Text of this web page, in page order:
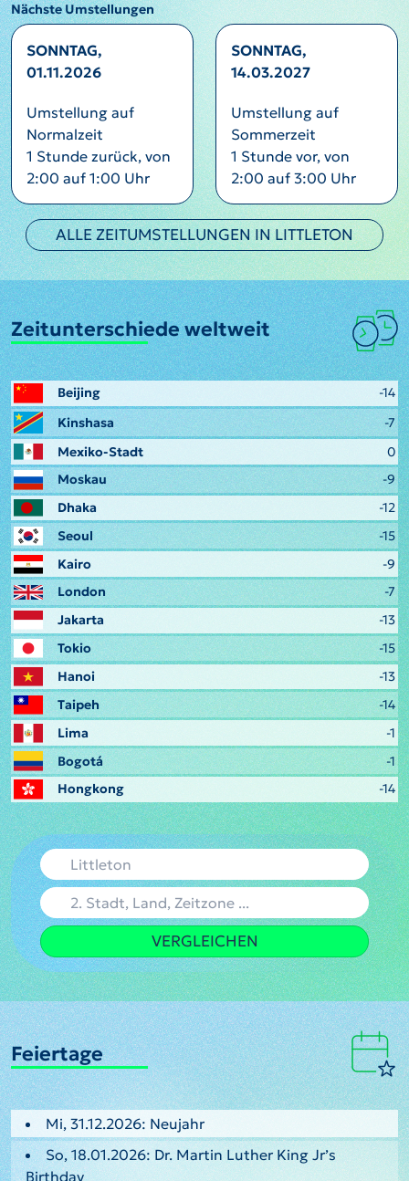
Nächste Umstellungen
SONNTAG,
01.11.2026
Umstellung auf
Normalzeit
1 Stunde zurück, von
2:00 auf 1:00 Uhr
SONNTAG,
14.03.2027
Umstellung auf
Sommerzeit
1 Stunde vor, von
2:00 auf 3:00 Uhr
ALLE ZEITUMSTELLUNGEN IN LITTLETON
Zeitunterschiede weltweit
Beijing
-14
Kinshasa
-7
Mexiko-Stadt
0
Moskau
-9
Dhaka
-12
Seoul
-15
Kairo
-9
London
-7
Jakarta
-13
Tokio
-15
Hanoi
-13
Taipeh
-14
Lima
-1
Bogotá
-1
Hongkong
-14
VERGLEICHEN
Feiertage
Mi, 31.12.2026: Neujahr
So, 18.01.2026: Dr. Martin Luther King Jr’s
Birthday